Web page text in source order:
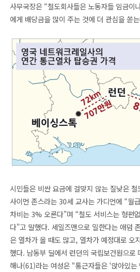
사무국장은 “철도회사들은 노동자들 임금이
에게 배당금을 많이 주는 것에 더 관심을 쏟
시민들은 비싼 요금에 걸맞지 않는 질낮은
사이먼 존스라는 30세 교사는 가디언에 “월
차비는 3% 오른다”며 “철도 서비스는 형편
다”고 말했다. 세일즈맨으로 일한다는 애덤
은 열차가 올 때도 많고, 열차가 예정대로 오
했다. 남동부 딜에서 런던의 국립보건원으로
해나(61)라는 여성은 “통근자들은 ‘앉아있는